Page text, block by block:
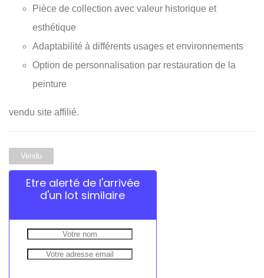
Pièce de collection avec valeur historique et
esthétique
Adaptabilité à différents usages et environnements
Option de personnalisation par restauration de la
peinture
vendu site affilié.
Vendu
Etre alerté de l'arrivée
d'un lot similaire